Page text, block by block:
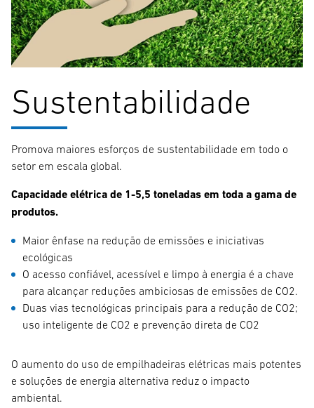
Sustentabilidade
Promova maiores esforços de sustentabilidade em todo o
setor em escala global.
Capacidade elétrica de 1-5,5 toneladas em toda a gama de
produtos.
Maior ênfase na redução de emissões e iniciativas
ecológicas
O acesso confiável, acessível e limpo à energia é a chave
para alcançar reduções ambiciosas de emissões de CO2.
Duas vias tecnológicas principais para a redução de CO2;
uso inteligente de CO2 e prevenção direta de CO2
O aumento do uso de empilhadeiras elétricas mais potentes
e soluções de energia alternativa reduz o impacto
ambiental.